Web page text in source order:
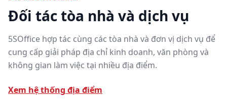
Đối tác tòa nhà và dịch vụ
5SOffice hợp tác cùng các tòa nhà và đơn vị dịch vụ để
cung cấp giải pháp địa chỉ kinh doanh, văn phòng và
không gian làm việc tại nhiều địa điểm.
Xem hệ thống địa điểm